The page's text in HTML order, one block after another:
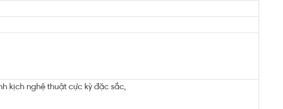
kịch nghệ thuật cực kỳ đặc sắc,